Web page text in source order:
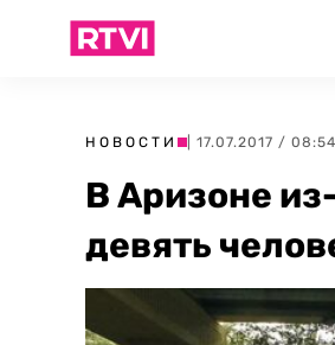
НОВОСТИ | 17.07.2017 / 08:54
В Аризоне
девять